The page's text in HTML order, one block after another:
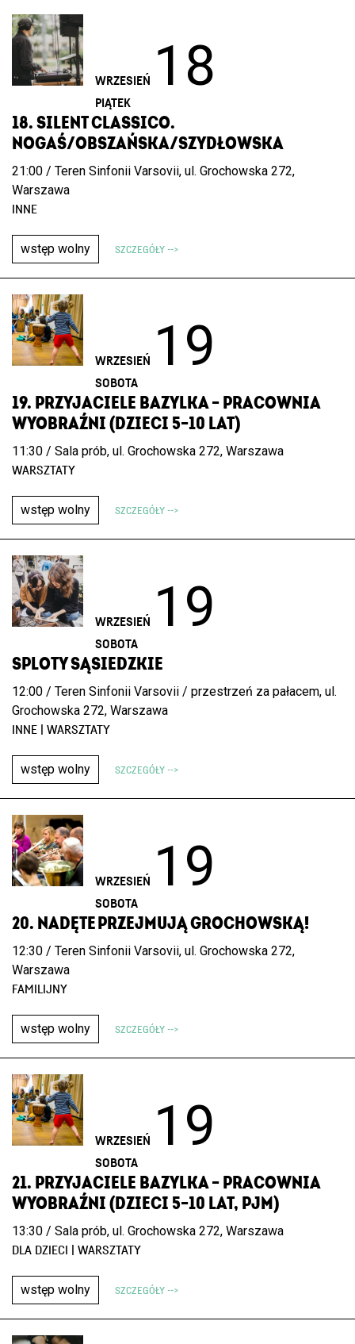
WRZESIEŃ 18
PIĄTEK
18. SILENT CLASSICO.
NOGAŚ/OBSZAŃSKA/SZYDŁOWSKA
21:00 / Teren Sinfonii Varsovii, ul. Grochowska 272,
Warszawa
INNE
SZCZEGÓŁY -->
wstęp wolny
WRZESIEŃ 19
SOBOTA
19. PRZYJACIELE BAZYLKA – PRACOWNIA
WYOBRAŹNI (DZIECI 5–10 LAT)
11:30 / Sala prób, ul. Grochowska 272, Warszawa
WARSZTATY
SZCZEGÓŁY -->
wstęp wolny
WRZESIEŃ 19
SOBOTA
SPLOTY SĄSIEDZKIE
12:00 / Teren Sinfonii Varsovii / przestrzeń za pałacem, ul.
Grochowska 272, Warszawa
INNE | WARSZTATY
SZCZEGÓŁY -->
wstęp wolny
WRZESIEŃ 19
SOBOTA
20. NADĘTE PRZEJMUJĄ GROCHOWSKĄ!
12:30 / Teren Sinfonii Varsovii, ul. Grochowska 272,
Warszawa
FAMILIJNY
SZCZEGÓŁY -->
wstęp wolny
WRZESIEŃ 19
SOBOTA
21. PRZYJACIELE BAZYLKA – PRACOWNIA
WYOBRAŹNI (DZIECI 5–10 LAT, PJM)
13:30 / Sala prób, ul. Grochowska 272, Warszawa
DLA DZIECI | WARSZTATY
SZCZEGÓŁY -->
wstęp wolny